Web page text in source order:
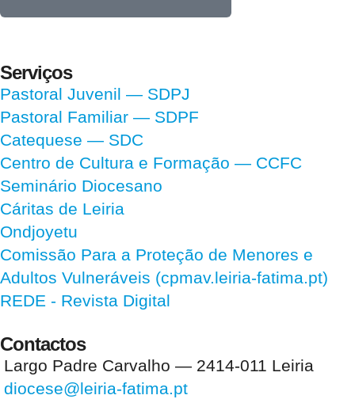
Serviços
Pastoral Juvenil — SDPJ
Pastoral Familiar — SDPF
Catequese — SDC
Centro de Cultura e Formação — CCFC
Seminário Diocesano
Cáritas de Leiria
Ondjoyetu
Comissão Para a Proteção de Menores e
Adultos Vulneráveis (cpmav.leiria-fatima.pt)
REDE - Revista Digital
Contactos
Largo Padre Carvalho — 2414-011 Leiria
diocese@leiria-fatima.pt